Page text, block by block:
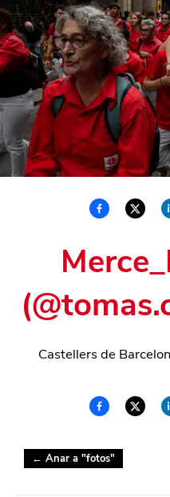
Castellers de
← Anar a "fotos"